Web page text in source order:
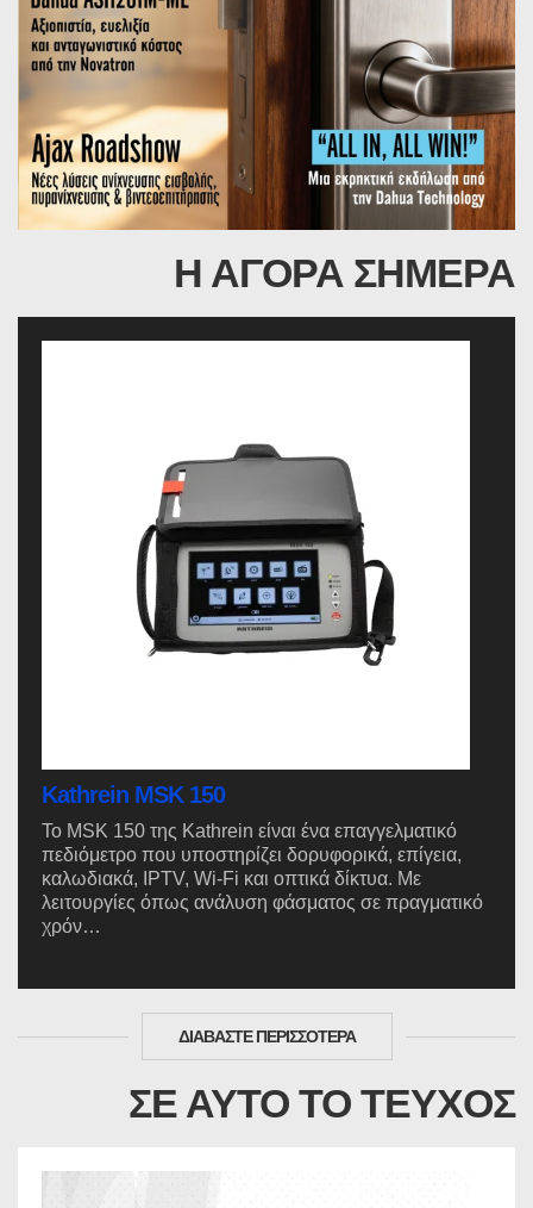
Η ΑΓΟΡΑ ΣΗΜΕΡΑ
Kathrein MSK 150
Το MSK 150 της Kathrein είναι ένα επαγγελματικό
πεδιόμετρο που υποστηρίζει δορυφορικά, επίγεια,
καλωδιακά, IPTV, Wi-Fi και οπτικά δίκτυα. Με
λειτουργίες όπως ανάλυση φάσματος σε πραγματικό
χρόν…
ΔΙΑΒΑΣΤΕ ΠΕΡΙΣΣΟΤΕΡΑ
ΣΕ ΑΥΤΟ ΤΟ ΤΕΥΧΟΣ